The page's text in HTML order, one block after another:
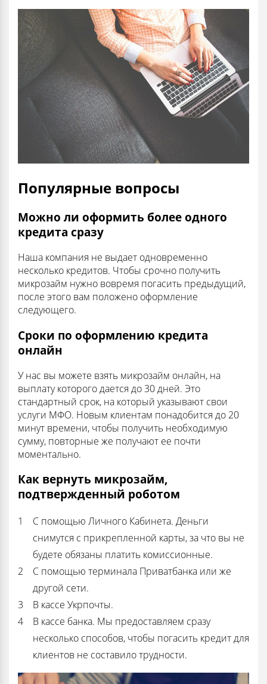
Популярные вопросы
Можно ли оформить более одного
кредита сразу
Наша компания не выдает одновременно
несколько кредитов. Чтобы срочно получить
микрозайм нужно вовремя погасить предыдущий,
после этого вам положено оформление
следующего.
Сроки по оформлению кредита
онлайн
У нас вы можете взять микрозайм онлайн, на
выплату которого дается до 30 дней. Это
стандартный срок, на который указывают свои
услуги МФО. Новым клиентам понадобится до 20
минут времени, чтобы получить необходимую
сумму, повторные же получают ее почти
моментально.
Как вернуть микрозайм,
подтвержденный роботом
С помощью Личного Кабинета. Деньги
снимутся с прикрепленной карты, за что вы не
будете обязаны платить комиссионные.
С помощью терминала Приватбанка или же
другой сети.
В кассе Укрпочты.
В кассе банка. Мы предоставляем сразу
несколько способов, чтобы погасить кредит для
клиентов не составило трудности.